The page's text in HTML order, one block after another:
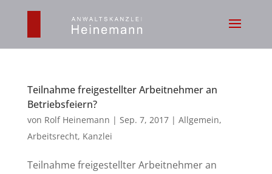
Teilnahme freigestellter Arbeitnehmer an
Betriebsfeiern?
von Rolf Heinemann | Sep. 7, 2017| Allgemein,
Arbeitsrecht, Kanzlei
Teilnahme freigestellter Arbeitnehmer an